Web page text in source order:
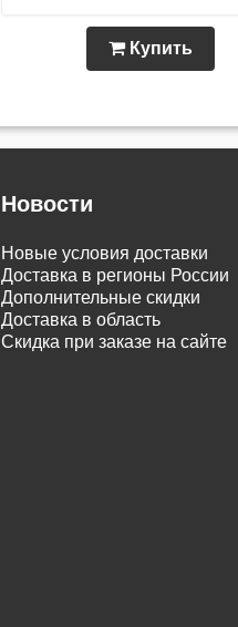
Купить
Новости
Новые условия доставки
Доставка в регионы России
Дополнительные скидки
Доставка в область
Скидка при заказе на сайте